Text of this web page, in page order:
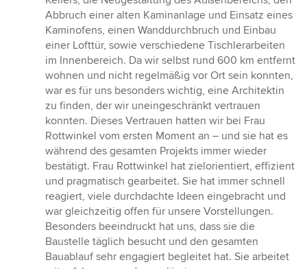
Abbruch einer alten Kaminanlage und Einsatz eines
Kaminofens, einen Wanddurchbruch und Einbau
einer Lofttür, sowie verschiedene Tischlerarbeiten
im Innenbereich. Da wir selbst rund 600 km entfernt
wohnen und nicht regelmäßig vor Ort sein konnten,
war es für uns besonders wichtig, eine Architektin
zu finden, der wir uneingeschränkt vertrauen
konnten. Dieses Vertrauen hatten wir bei Frau
Rottwinkel vom ersten Moment an – und sie hat es
während des gesamten Projekts immer wieder
bestätigt. Frau Rottwinkel hat zielorientiert, effizient
und pragmatisch gearbeitet. Sie hat immer schnell
reagiert, viele durchdachte Ideen eingebracht und
war gleichzeitig offen für unsere Vorstellungen.
Besonders beeindruckt hat uns, dass sie die
Baustelle täglich besucht und den gesamten
Bauablauf sehr engagiert begleitet hat. Sie arbeitet